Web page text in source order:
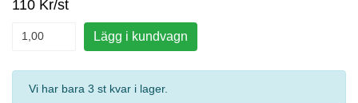
110 Kr/st
Lägg i kundvagn
Vi har bara 3 st kvar i lager.